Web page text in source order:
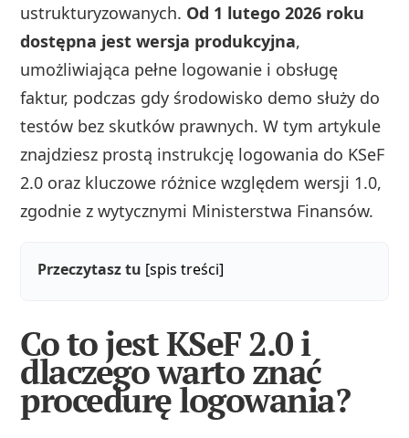
ustrukturyzowanych. Od 1 lutego 2026 roku
dostępna jest wersja produkcyjna,
umożliwiająca pełne logowanie i obsługę
faktur, podczas gdy środowisko demo służy do
testów bez skutków prawnych. W tym artykule
znajdziesz prostą instrukcję logowania do KSeF
2.0 oraz kluczowe różnice względem wersji 1.0,
zgodnie z wytycznymi Ministerstwa Finansów.
Przeczytasz tu [spis treści]
Co to jest KSeF 2.0 i
dlaczego warto znać
procedurę logowania?